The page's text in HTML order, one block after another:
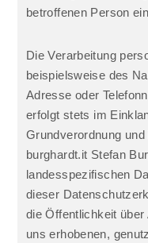
betroffenen Person
Die Verarbeitung
beispielsweise des
Adresse oder
erfolgt stets im
Grundverordnung
burghardt.it Stefan
landesspezifischen
dieser
die Öffentlichkeit
uns erhobenen,